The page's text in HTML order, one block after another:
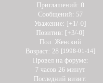
Приглашений: 0
Сообщений: 57
Уважение: [+1/-0]
Позитив: [+3/-0]
Пол: Женский
Возраст: 28 [1998-01-14]
Провел на форуме:
7 часов 26 минут
Последний визит: